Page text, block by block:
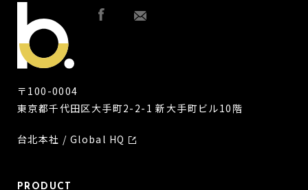
〒100-0004
東京都千代田区大手町2-2-1 新大手町ビル10階
台北本社 / Global HQ
PRODUCT